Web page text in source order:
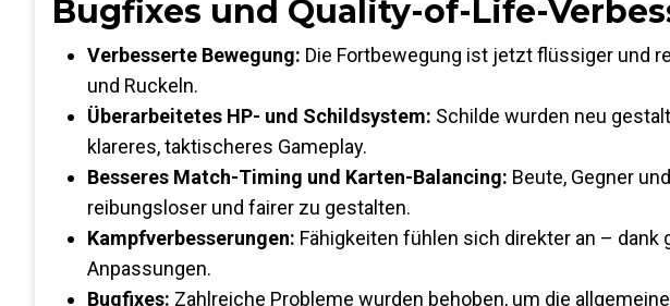
Bugfixes und Quality-of-Life-
Verbesserte Bewegung: Die Fortbewegung ist jetzt flüssiger und
und Ruckeln.
Überarbeitetes HP- und Schildsystem: Schilde wurden neu
klareres, taktischeres Gameplay.
Besseres Match-Timing und Karten-Balancing: Beute, Gegner
reibungsloser und fairer zu gestalten.
Kampfverbesserungen: Fähigkeiten fühlen sich direkter an –
Anpassungen.
Bugfixes: Zahlreiche Probleme wurden behoben, um die